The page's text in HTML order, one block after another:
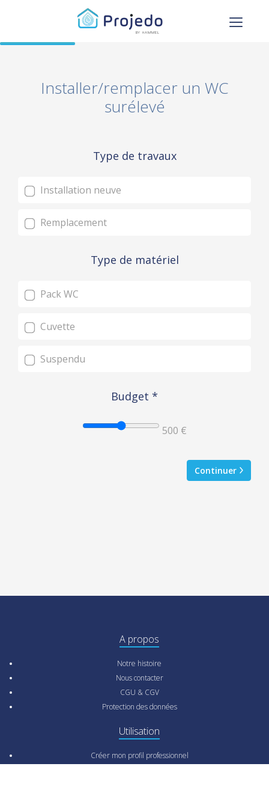
Installer/remplacer un WC
surélevé
Type de travaux
Installation neuve
Remplacement
Type de matériel
Pack WC
Cuvette
Suspendu
Budget *
500 €
Continuer
A propos
Notre histoire
Nous contacter
CGU & CGV
Protection des données
Utilisation
Créer mon profil professionnel